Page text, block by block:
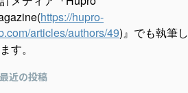
https://hupro-
articles/authors/49)』でも執筆し
す。
最近の投稿